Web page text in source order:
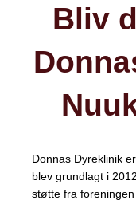
Bliv
Donnas Dyreklinik
blev grundlagt i
støtte fra